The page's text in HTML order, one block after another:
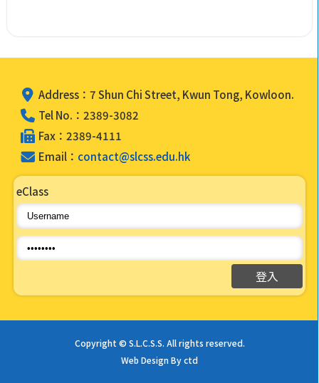
Address：7 Shun Chi Street, Kwun Tong, Kowloon.
Tel No.：2389-3082
Fax：2389-4111
Email： contact@slcss.edu.hk
eClass
Copyright © S.L.C.S.S. All rights reserved.
Web Design By ctd